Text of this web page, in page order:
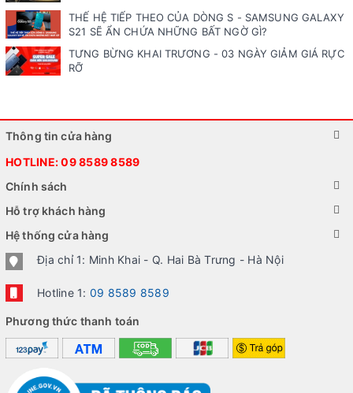
THẾ HỆ TIẾP THEO CỦA DÒNG S - SAMSUNG GALAXY
S21 SẼ ẨN CHỨA NHỮNG BẤT NGỜ GÌ?
TƯNG BỪNG KHAI TRƯƠNG - 03 NGÀY GIẢM GIÁ RỰC
RỠ
Thông tin cửa hàng
HOTLINE:09 8589 8589
Chính sách
Hỗ trợ khách hàng
Hệ thống cửa hàng
Địa chỉ 1: Minh Khai - Q. Hai Bà Trưng - Hà Nội
Hotline 1: 09 8589 8589
Phương thức thanh toán